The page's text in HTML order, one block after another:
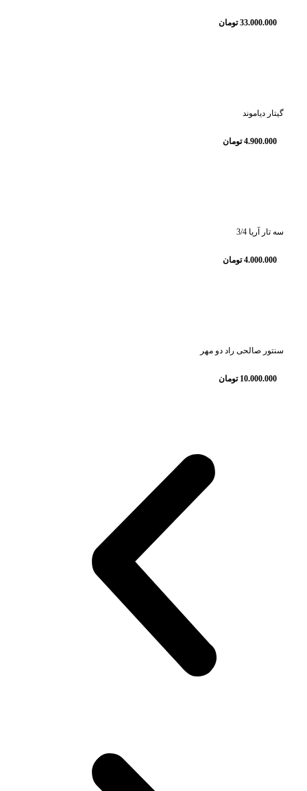
33.000.000 تومان
گیتار دیاموند
4.900.000 تومان
سه تار آریا 3/4
4.000.000 تومان
سنتور صالحی راد دو مهر
10.000.000 تومان